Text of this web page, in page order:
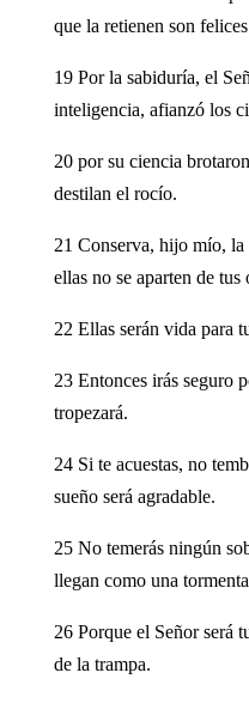
que la retienen son
19 Por la sabiduría, el
inteligencia, afianzó los
20 por su ciencia
destilan el rocío.
21 Conserva, hijo mío,
ellas no se aparten de tus
22 Ellas serán vida para
23 Entonces irás seguro
tropezará.
24 Si te acuestas, no
sueño será agradable.
25 No temerás ningún
llegan como una
26 Porque el Señor será
de la trampa.